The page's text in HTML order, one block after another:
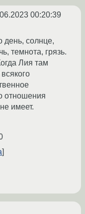
00:20:39
день, солнце,
темнота, грязь.
Лия там
отношения
имеет.